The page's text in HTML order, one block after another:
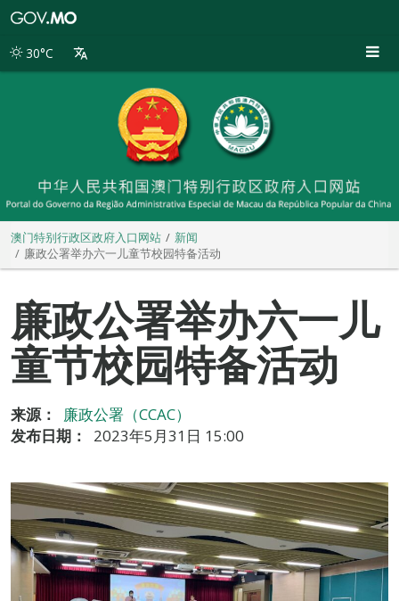
别
30°C
澳门特别行政区政府入口网站
新闻
廉政公署举办六一儿童节校园特备活动
廉政公署举办六一儿
童节校园特备活动
来源：
廉政公署（CCAC）
发布日期：
2023年5月31日 15:00